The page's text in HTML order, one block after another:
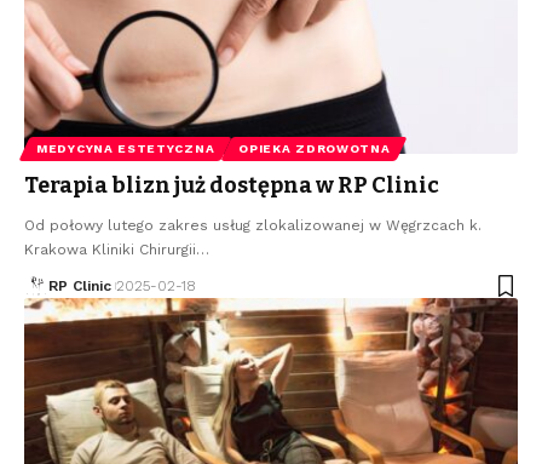
MEDYCYNA ESTETYCZNA OPIEKA ZDROWOTNA
Terapia blizn już dostępna w RP Clinic
Od połowy lutego zakres usług zlokalizowanej w Węgrzcach k.
Krakowa Kliniki Chirurgii…
RP Clinic 2025-02-18